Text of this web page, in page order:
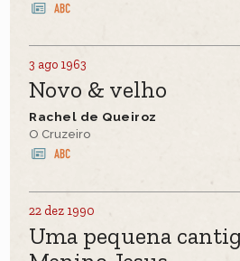
3 ago 1963
Novo & velho
Rachel de Queiroz
O Cruzeiro
22 dez 1990
Uma pequena